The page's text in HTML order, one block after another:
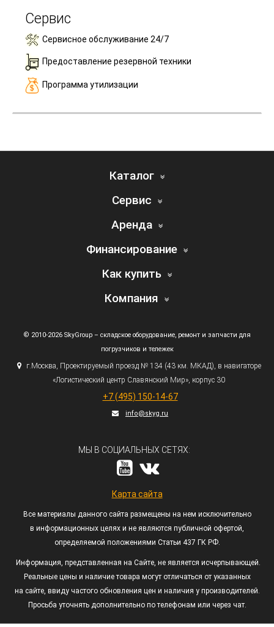
Сервис
Сервисное обслуживание 24/7
Предоставление резервной техники
Программа утилизации
Каталог
Сервис
Аренда
Финансирование
Как купить
Компания
© 2010-2026 SkyGroup – складское оборудование, ремонт и запчасти для
погрузчиков и тележек
г. Москва, Проектируемый проезд № 134 (43км. МКАД), в навигаторе
«Логистический центр Славянский Мир», корпус 30
+7 (495) 150-14-67
info@skyg.ru
МЫ В СОЦИАЛЬНЫХ СЕТЯХ:
Карта сайта
Все материалы данного сайта размещены на нем исключительно
в информационных целях и не являются публичной офертой,
определяемой положениями Статьи 437 ГК РФ.
Информация, представленная на Сайте, не является исчерпывающей.
Реальные цены и наличие товара могут отличаться от указанных
на сайте, ввиду частого обновления цен и наличия у производителей.
Просьба уточнять дополнительно по телефонам или через чат.